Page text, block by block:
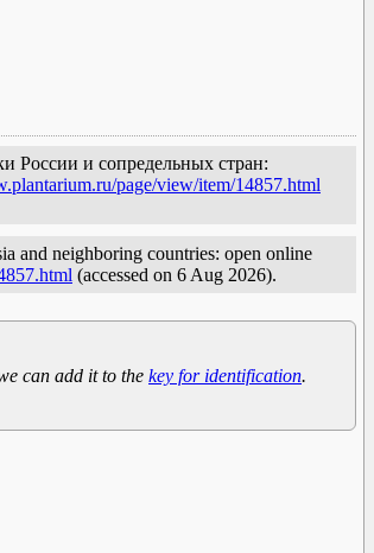
России и сопредельных стран:
page/view/item/14857.html
and neighboring countries: open online
(accessed on 6 Aug 2026).
can add it to the key for identification.